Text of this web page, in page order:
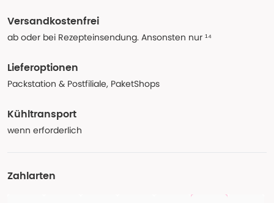
Versandkostenfrei
ab oder bei Rezepteinsendung. Ansonsten nur ¹⁴
Lieferoptionen
Packstation & Postfiliale, PaketShops
Kühltransport
wenn erforderlich
Zahlarten